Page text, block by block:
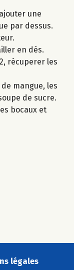
une
par dessus.
en dés.
récuperer les
mangue, les
de sucre.
bocaux et
légales